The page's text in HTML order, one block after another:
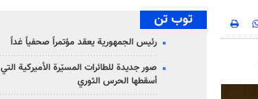
توب تن
رئيس الجمهورية يعقد مؤتمراً صحفياً غداً
صور جديدة للطائرات المسيّرة الأميركية التي
أسقطها الحرس الثوري